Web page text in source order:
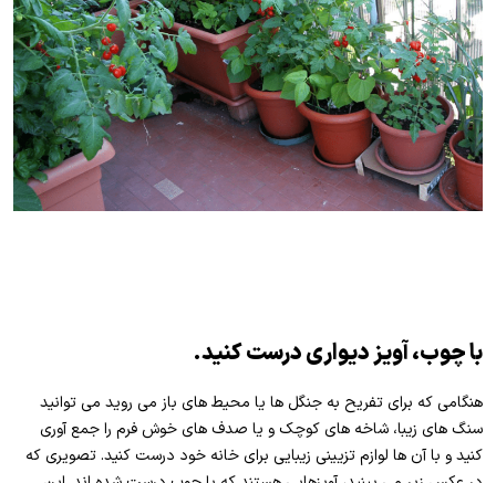
با چوب، آویز دیواری درست کنید.
هنگامی که برای تفریح به جنگل ها یا محیط های باز می روید می توانید
سنگ های زیبا، شاخه های کوچک و یا صدف های خوش فرم را جمع آوری
کنید و با آن ها لوازم تزیینی زیبایی برای خانه خود درست کنید. تصویری که